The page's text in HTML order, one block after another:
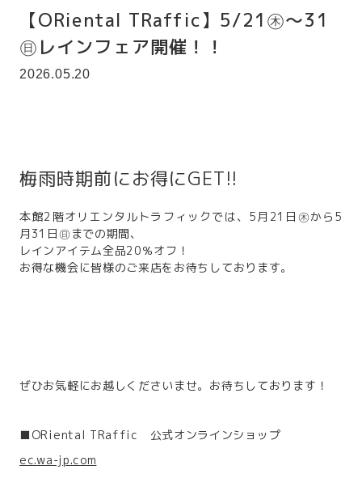
【ORiental TRaffic】5/21㊍～31
㊐レインフェア開催！！
2026.05.20
梅雨時期前にお得にGET!!
本館2階オリエンタルトラフィックでは、5月21日㊍から5
月31日㊐までの期間、
レインアイテム全品20％オフ！
お得な機会に皆様のご来店をお待ちしております。
ぜひお気軽にお越しくださいませ。お待ちしております！
■ORiental TRaffic 公式オンラインショップ
ec.wa-jp.com